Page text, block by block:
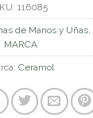
116085
de Manos y Uñas,
MARCA
Ceramol